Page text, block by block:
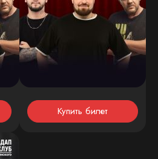
Купить билет